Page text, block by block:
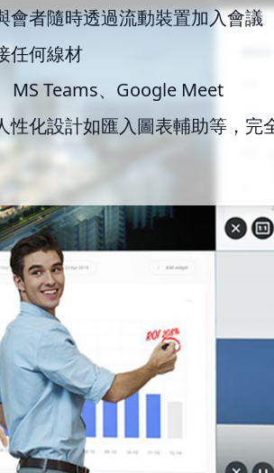
會者隨時透過流動裝置加入會議
任何線材
MS Teams、Google Meet
化設計如匯入圖表輔助等，完